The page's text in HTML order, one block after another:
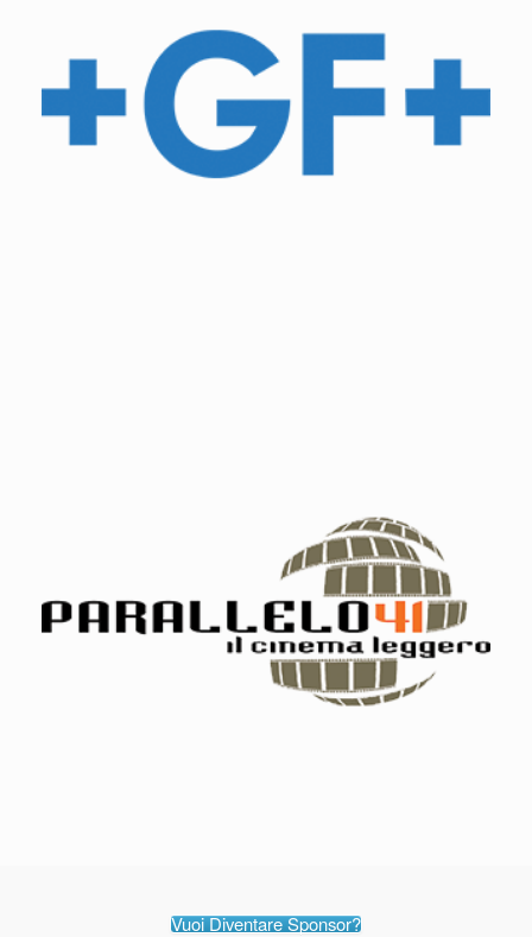
Vuoi Diventare Sponsor?